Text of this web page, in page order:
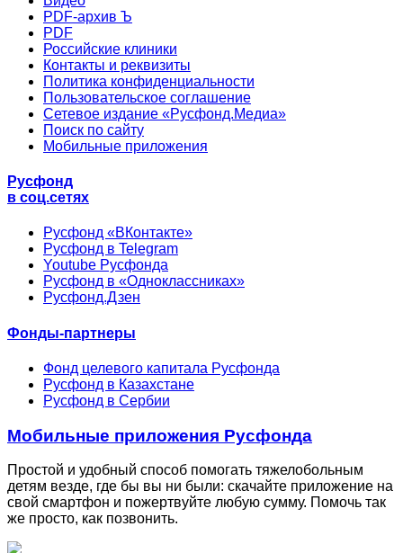
PDF-архив Ъ
PDF
Российские клиники
Контакты и реквизиты
Политика конфиденциальности
Пользовательское соглашение
Сетевое издание «Русфонд.Медиа»
Поиск по сайту
Мобильные приложения
Русфонд
в соц.сетях
Русфонд «ВКонтакте»
Русфонд в Telegram
Youtube Русфонда
Русфонд в «Одноклассниках»
Русфонд.Дзен
Фонды-партнеры
Фонд целевого капитала Русфонда
Русфонд в Казахстане
Русфонд в Сербии
Мобильные приложения Русфонда
Простой и удобный способ помогать тяжелобольным
детям везде, где бы вы ни были: скачайте приложение на
свой смартфон и пожертвуйте любую сумму. Помочь так
же просто, как позвонить.